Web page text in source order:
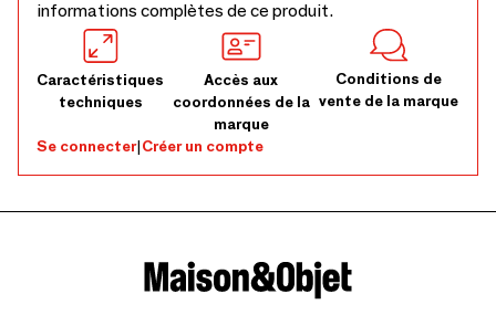
informations complètes de ce produit.
Caractéristiques
techniques
Accès aux
coordonnées de la
marque
Conditions de
vente de la marque
Se connecter|Créer un compte